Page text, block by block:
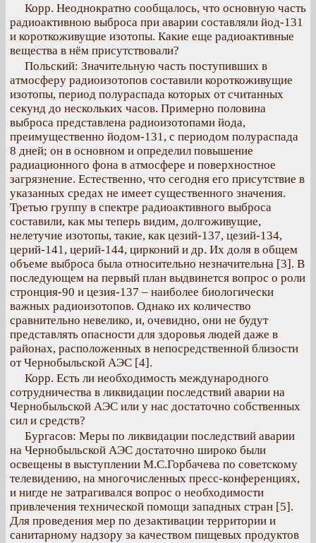
Корр. Неоднократно сообщалось, что основную часть
радиоактивною выброса при аварии составляли йод-131
и короткоживущие изотопы. Какие еще радиоактивные
вещества в нём присутствовали?
Польский: Значительную часть поступивших в
атмосферу радиоизотопов составили короткоживущие
изотопы, период полураспада которых от считанных
секунд до нескольких часов. Примерно половина
выброса представлена радиоизотопами йода,
преимущественно йодом-131, с периодом полураспада
8 дней; он в основном и определил повышение
радиационного фона в атмосфере и поверхностное
загрязнение. Естественно, что сегодня его присутствие в
указанных средах не имеет существенного значения.
Третью группу в спектре радиоактивного выброса
составили, как мы теперь видим, долгоживущие,
нелетучие изотопы, такие, как цезий-137, цезий-134,
церий-141, церий-144, цирконий и др. Их доля в общем
объеме выброса была относительно незначительна [3]. В
последующем на первый план выдвинется вопрос о роли
стронция-90 и цезия-137 – наиболее биологически
важных радиоизотопов. Однако их количество
сравнительно невелико, и, очевидно, они не будут
представлять опасности для здоровья людей даже в
районах, расположенных в непосредственной близости
от Чернобыльской АЭС [4].
Корр. Есть ли необходимость международного
сотрудничества в ликвидации последствий аварии на
Чернобыльской АЭС или у нас достаточно собственных
сил и средств?
Бургасов: Меры по ликвидации последствий аварии
на Чернобыльской АЭС достаточно широко были
освещены в выступлении М.С.Горбачева по советскому
телевидению, на многочисленных пресс-конференциях,
и нигде не затрагивался вопрос о необходимости
привлечения технической помощи западных стран [5].
Для проведения мер по дезактивации территории и
санитарному надзору за качеством пищевых продуктов